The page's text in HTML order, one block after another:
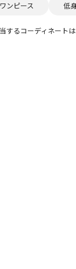
ワンピース 低
するコーディネートは